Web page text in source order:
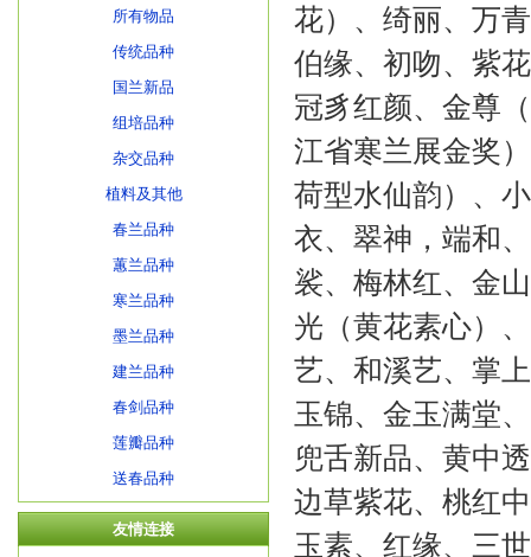
所有物品
传统品种
国兰新品
组培品种
杂交品种
植料及其他
春兰品种
蕙兰品种
寒兰品种
墨兰品种
建兰品种
春剑品种
莲瓣品种
送春品种
友情连接
花）、绮丽、万
伯缘、初吻、紫
冠豸红颜、金尊
江省寒兰展金奖
荷型水仙韵）、
衣、翠神，端和
裟、梅林红、金
光（黄花素心）
艺、和溪艺、掌
玉锦、金玉满堂
兜舌新品、黄中
边草紫花、桃红
玉素、红缘、三